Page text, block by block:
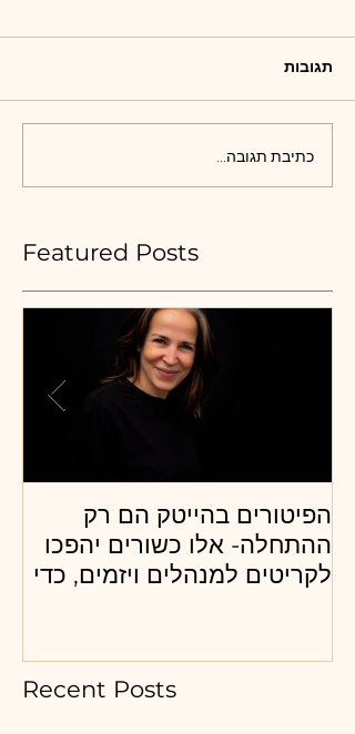
תגובות
כתיבת תגובה...
Featured Posts
הפיטורים בהייטק הם רק
ההתחלה- אלו כשורים יהפכו
לקריטים למנהלים ויזמים, כדי
Recent Posts